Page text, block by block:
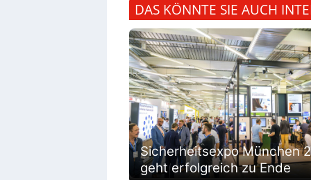
DAS KÖNNTE SIE AUCH
Sicherheitsexpo München
geht erfolgreich zu Ende